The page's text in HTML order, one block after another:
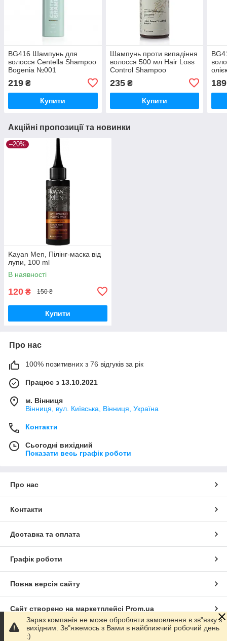
BG416 Шампунь для
волосся Centella Shampoo
Bogenia №001
219 ₴
Купити
Шампунь проти випадіння
волосся 500 мл Hair Loss
Control Shampoo
235₴
Купити
189
Акційні пропозиції та новинки
–20%
Kayan Men, Пілінг-маска від
лупи, 100 ml
В наявності
120 ₴ 150 ₴
Купити
Про нас
100% позитивних з 76 відгуків за рік
Працює з 13.10.2021
м. Вінниця
Вінниця, вул. Київська, Вінниця, Україна
Контакти
Сьогодні вихідний
Показати весь графік роботи
Про нас
Контакти
Доставка та оплата
Графік роботи
Повна версія сайту
Сайт створено на маркетплейсі Prom.ua
Політика конфіденційності
Зараз компанія не може обробляти замовлення в зв"язку з
вихідним. Зв"яжемось з Вами в найближчий робочий день
:)